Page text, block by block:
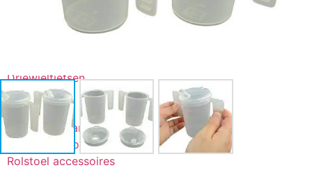
Scootmobielen
Driewielfietsen
Rolstoelen
Rolstoelen handbewogen
Elektrische rolstoel
Rolstoel accessoires